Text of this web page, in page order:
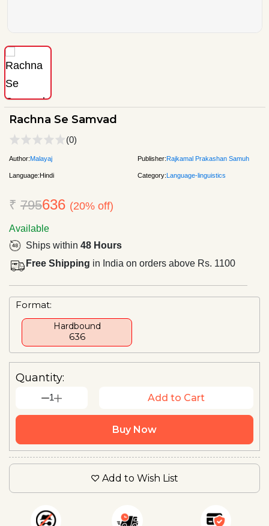
Rachna Se Samvad
(0)
Author:Malayaj Publisher:Rajkamal Prakashan Samuh
Language:Hindi Category:Language-linguistics
₹ 795636 (20% off)
Available
Ships within 48 Hours
Free Shipping in India on orders above Rs. 1100
Format:
Hardbound
₹636
Quantity:
1 Add to Cart
Buy Now
Add to Wish List